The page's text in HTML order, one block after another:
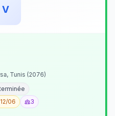
V
Tunis (2076)
12/06 3